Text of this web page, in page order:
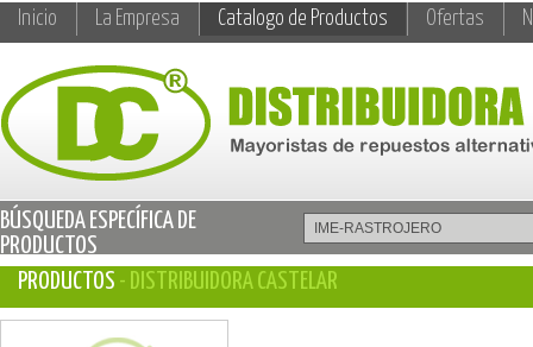
Inicio La Empresa Catalogo de Productos Ofertas
BÚSQUEDA ESPECÍFICA DE
PRODUCTOS
PRODUCTOS - DISTRIBUIDORA CASTELAR